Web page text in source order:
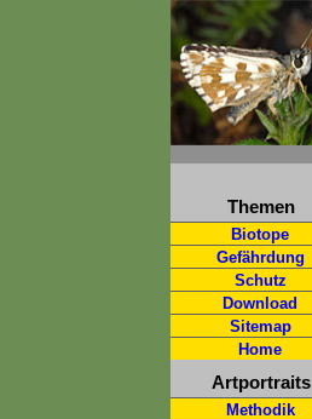
Themen
Biotope
Gefährdung
Schutz
Download
Sitemap
Home
Artportraits
Methodik